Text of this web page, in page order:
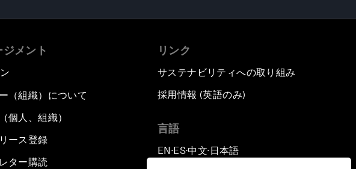
メント
（組織）について
個人、組織）
ース登録
ター購読
リンク
サステナビリティへの取り組み
採用情報 (英語のみ)
言語
EN ▪ES▪中文▪ 日本語